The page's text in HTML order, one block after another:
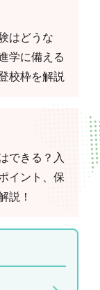
はどうな
学に備える
校枠を解説
できる？入
イント、保
説！